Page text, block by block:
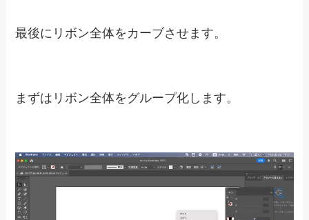
最後にリボン全体をカーブさせます。
まずはリボン全体をグループ化します。